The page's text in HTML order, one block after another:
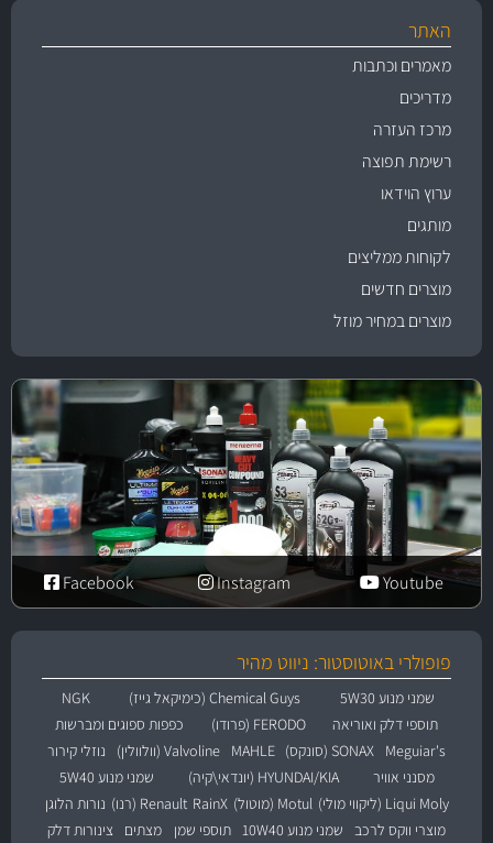
האתר
מאמרים וכתבות
מדריכים
מרכז העזרה
רשימת תפוצה
ערוץ הוידאו
מותגים
לקוחות ממליצים
מוצרים חדשים
מוצרים במחיר מוזל
Youtube
Instagram
Facebook
פופולרי באוטוסטור: ניווט מהיר
שמני מנוע 5W30 Chemical Guys (כימיקאל גייז)
NGK
תוספי דלק ואוריאה
FERODO (פרודו)
כפפות ספוגים ומברשות
Meguiar's
SONAX (סונקס) MAHLE Valvoline (וולוולין)
נוזלי קירור
מסנני אוויר
HYUNDAI/KIA (יונדאי\קיה)
שמני מנוע 5W40
Liqui Moly (ליקווי מולי)
Motul (מוטול) RainX Renault (רנו)
נורות הלוגן
מוצרי ווקס לרכב
שמני מנוע 10W40 תוספי שמן מצתים
צינורות דלק